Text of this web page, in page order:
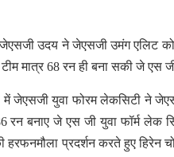
उदय ने जेएसजी उमंग एलिट
मात्र 68 रन ही बना सकी जे
जेएसजी युवा फोरम लेकसिटी ने
रन बनाए जे एस जी युवा फॉर्म
हरफनमौला प्रदर्शन करते हुए